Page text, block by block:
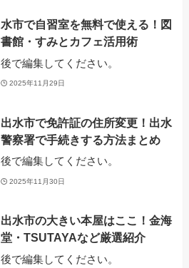
水市で自習室を無料で使える！図
書館・すみとカフェ活用術
後で編集してください。
2025年11月29日
出水市で免許証の住所変更！出水
警察署で手続きする方法まとめ
後で編集してください。
2025年11月30日
出水市の大きい本屋はここ！金海
堂・TSUTAYAなど厳選紹介
後で編集してください。